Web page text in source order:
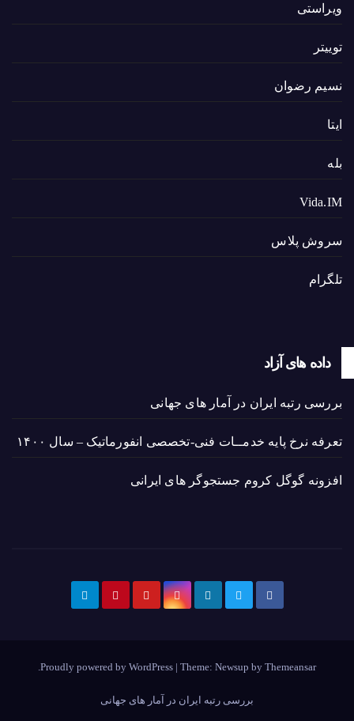
ویراستی
توییتر
نسیم رضوان
ایتا
بله
Vida.IM
سروش پلاس
تلگرام
داده های آزاد
بررسی رتبه ایران در آمار های جهانی
تعرفه نرخ پایه خدمــات فنی-تخصصی انفورماتیک – سال ۱۴۰۰
افزونه گوگل کروم جستجوگر های ایرانی
Proudly powered by WordPress | Theme: Newsup by Themeansar
بررسی رتبه ایران در آمار های جهانی